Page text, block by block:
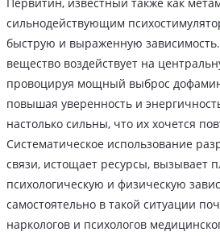
Первитин, известный также как
сильнодействующим
быструю и выраженную зависимость.
вещество воздействует на
провоцируя мощный выброс
повышая уверенность и
настолько сильны, что их хочется
Систематическое использование
связи, истощает ресурсы, вызывает
психологическую и физическую
самостоятельно в такой ситуации
наркологов и психологов